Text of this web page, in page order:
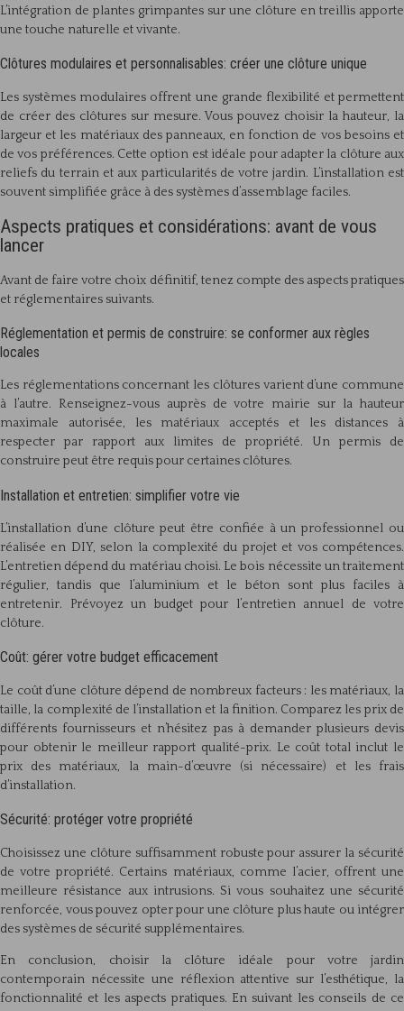
L’intégration de plantes grimpantes sur une clôture en treillis apporte
une touche naturelle et vivante.
Clôtures modulaires et personnalisables: créer une clôture unique
Les systèmes modulaires offrent une grande flexibilité et permettent
de créer des clôtures sur mesure. Vous pouvez choisir la hauteur, la
largeur et les matériaux des panneaux, en fonction de vos besoins et
de vos préférences. Cette option est idéale pour adapter la clôture aux
reliefs du terrain et aux particularités de votre jardin. L’installation est
souvent simplifiée grâce à des systèmes d’assemblage faciles.
Aspects pratiques et considérations: avant de vous
lancer
Avant de faire votre choix définitif, tenez compte des aspects pratiques
et réglementaires suivants.
Réglementation et permis de construire: se conformer aux règles
locales
Les réglementations concernant les clôtures varient d’une commune
à l’autre. Renseignez-vous auprès de votre mairie sur la hauteur
maximale autorisée, les matériaux acceptés et les distances à
respecter par rapport aux limites de propriété. Un permis de
construire peut être requis pour certaines clôtures.
Installation et entretien: simplifier votre vie
L’installation d’une clôture peut être confiée à un professionnel ou
réalisée en DIY, selon la complexité du projet et vos compétences.
L’entretien dépend du matériau choisi. Le bois nécessite un traitement
régulier, tandis que l’aluminium et le béton sont plus faciles à
entretenir. Prévoyez un budget pour l’entretien annuel de votre
clôture.
Coût: gérer votre budget efficacement
Le coût d’une clôture dépend de nombreux facteurs : les matériaux, la
taille, la complexité de l’installation et la finition. Comparez les prix de
différents fournisseurs et n’hésitez pas à demander plusieurs devis
pour obtenir le meilleur rapport qualité-prix. Le coût total inclut le
prix des matériaux, la main-d’œuvre (si nécessaire) et les frais
d’installation.
Sécurité: protéger votre propriété
Choisissez une clôture suffisamment robuste pour assurer la sécurité
de votre propriété. Certains matériaux, comme l’acier, offrent une
meilleure résistance aux intrusions. Si vous souhaitez une sécurité
renforcée, vous pouvez opter pour une clôture plus haute ou intégrer
des systèmes de sécurité supplémentaires.
En conclusion, choisir la clôture idéale pour votre jardin
contemporain nécessite une réflexion attentive sur l’esthétique, la
fonctionnalité et les aspects pratiques. En suivant les conseils de ce